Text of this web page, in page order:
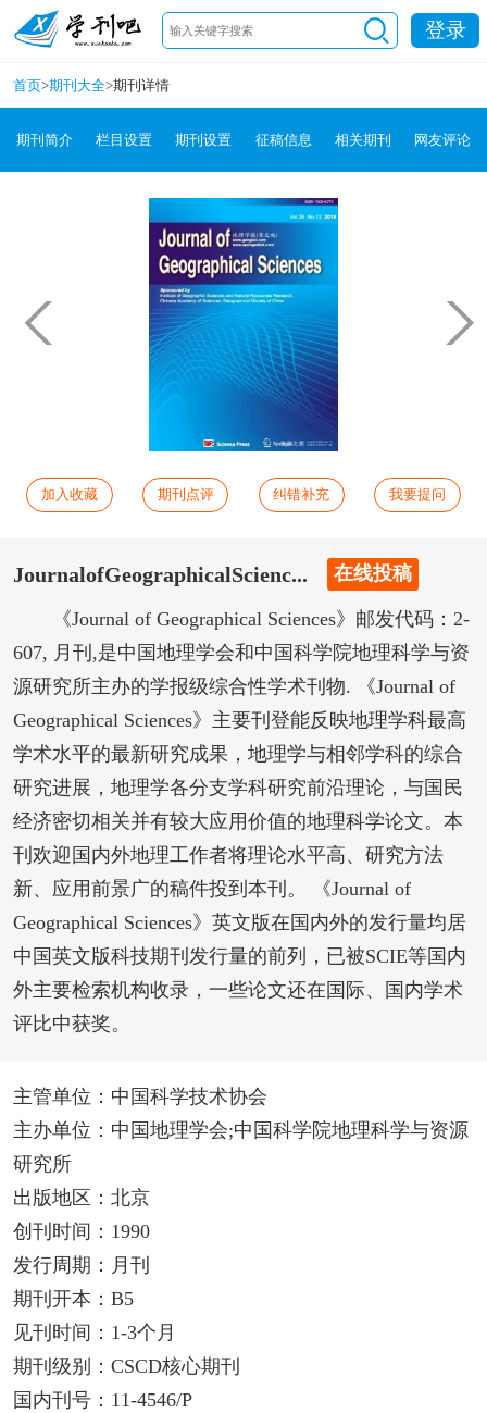
登录
首页>期刊大全>期刊详情
期刊简介 栏目设置 期刊设置 征稿信息 相关期刊 网友评论
加入收藏 期刊点评 纠错补充 我要提问
JournalofGeographicalScienc... 在线投稿
《Journal of Geographical Sciences》邮发代码：2-
607, 月刊,是中国地理学会和中国科学院地理科学与资
源研究所主办的学报级综合性学术刊物. 《Journal of
Geographical Sciences》主要刊登能反映地理学科最高
学术水平的最新研究成果，地理学与相邻学科的综合
研究进展，地理学各分支学科研究前沿理论，与国民
经济密切相关并有较大应用价值的地理科学论文。本
刊欢迎国内外地理工作者将理论水平高、研究方法
新、应用前景广的稿件投到本刊。 《Journal of
Geographical Sciences》英文版在国内外的发行量均居
中国英文版科技期刊发行量的前列，已被SCIE等国内
外主要检索机构收录，一些论文还在国际、国内学术
评比中获奖。
主管单位：中国科学技术协会
主办单位：中国地理学会;中国科学院地理科学与资源
研究所
出版地区：北京
创刊时间：1990
发行周期：月刊
期刊开本：B5
见刊时间：1-3个月
期刊级别：CSCD核心期刊
国内刊号：11-4546/P